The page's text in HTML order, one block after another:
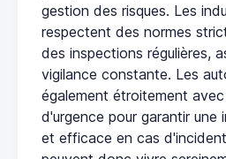
gestion des risques. Les
respectent des normes
des inspections régulières,
vigilance constante. Les
également étroitement
d'urgence pour garantir une
et efficace en cas